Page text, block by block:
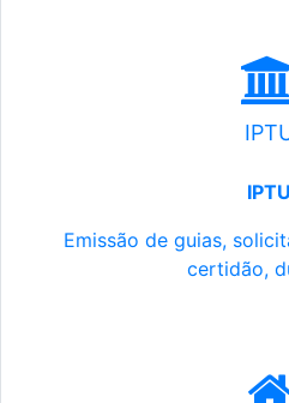
IPTU
Emissão de guias,
certidão,